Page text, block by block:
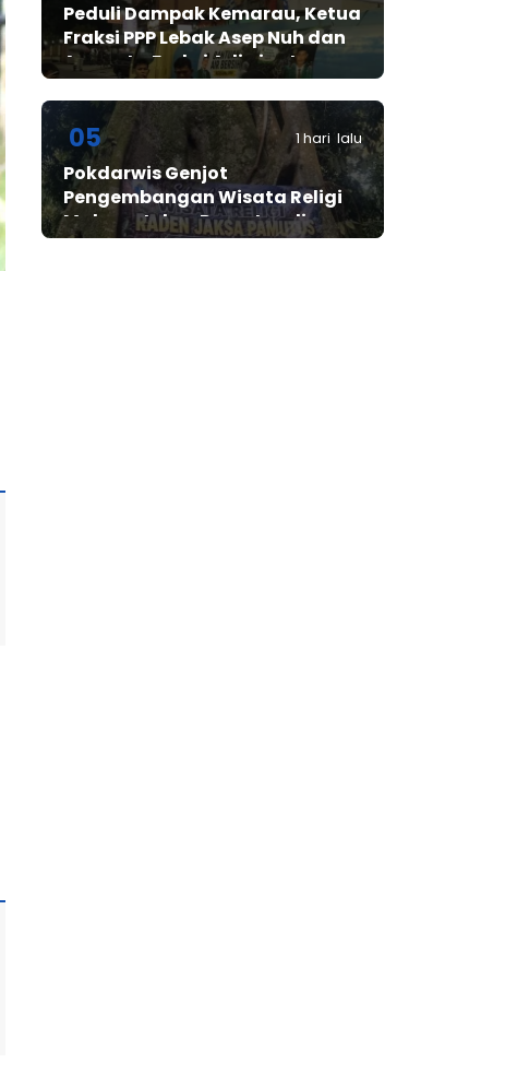
Peduli Dampak Kemarau, Ketua
Fraksi PPP Lebak Asep Nuh dan
Anggota Fraksi Adiwinata
Kusuma Salurkan Bantuan Air
Bersih untuk Warga
Bintangresm
05 1 hari lalu
Pokdarwis Genjot
Pengembangan Wisata Religi
Makam Jaksa Pamutus di
Lebak